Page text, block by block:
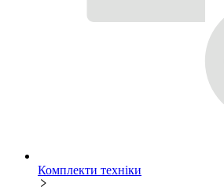
Комплекти техніки